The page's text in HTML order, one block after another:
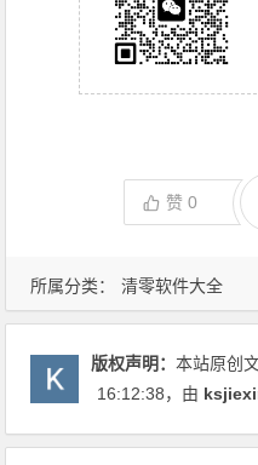
所属分类： 清零软件大全
赞0
版权声明：本站原创
16:12:38，由